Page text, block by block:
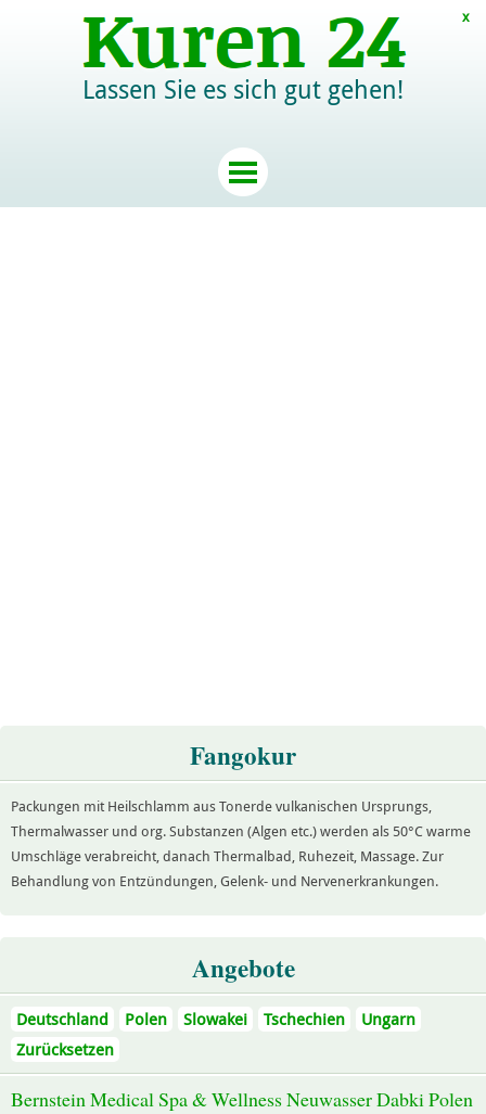
Lassen Sie es sich gut gehen!
Fangokur
Packungen mit Heilschlamm aus Tonerde vulkanischen Ursprungs,
Thermalwasser und org. Substanzen (Algen etc.) werden als 50°C warme
Umschläge verabreicht, danach Thermalbad, Ruhezeit, Massage. Zur
Behandlung von Entzündungen, Gelenk- und Nervenerkrankungen.
Angebote
Deutschland Polen Slowakei Tschechien
Ungarn
Zurücksetzen
Bernstein Medical Spa & Wellness Neuwasser Dabki Polen
x